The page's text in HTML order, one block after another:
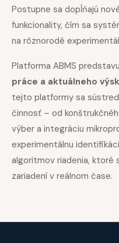
Postupne sa dopĺňajú
funkcionality, čím sa
na rôznorodé
Platforma ABMS
práce a aktuálneho
tejto platformy sa
činnosť – od
výber a integráciu
experimentálnu
algoritmov riadenia, ktoré
zariadení v reálnom čase.